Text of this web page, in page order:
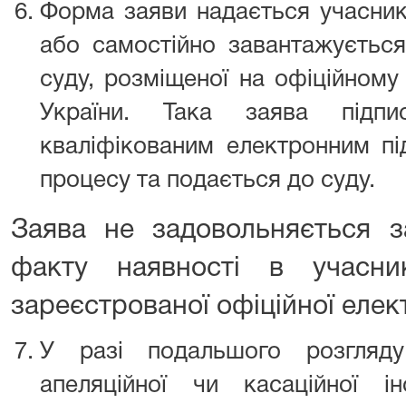
Форма заяви надається
або самостійно
суду, розміщеної на
України. Така заява
кваліфікованим електронним
процесу та подається до суду.
Заява не задовольняється
факту наявності в
зареєстрованої офіційної
У разі подальшого
апеляційної чи касаційної